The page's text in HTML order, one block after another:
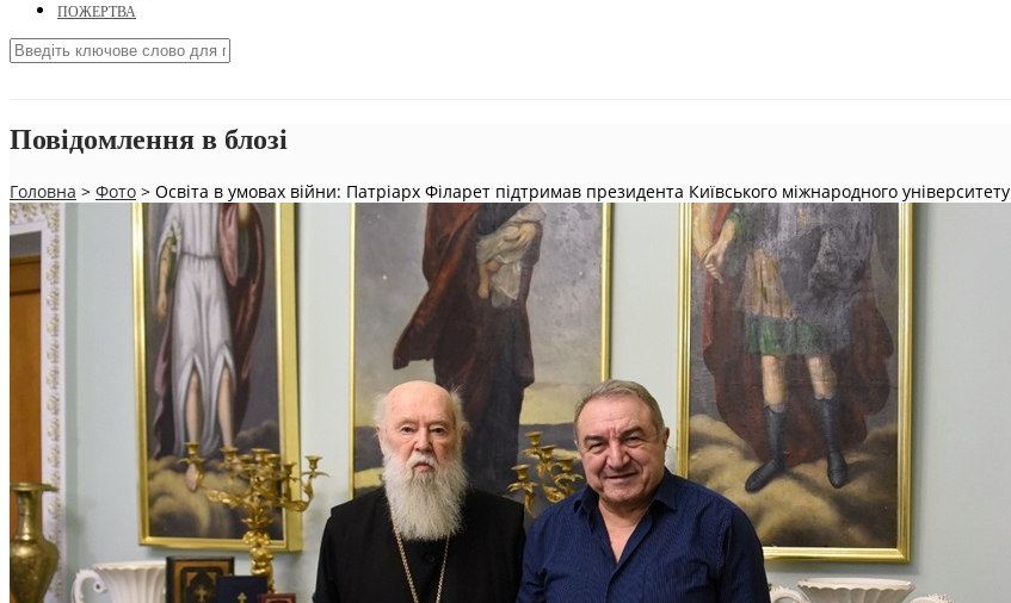
ПОЖЕРТВА
Повідомлення в блозі
Головна > Фото > Освіта в умовах війни: Патріарх Філарет підтримав президента Київського міжнародного університету